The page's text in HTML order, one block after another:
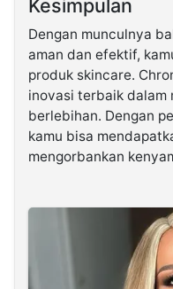
Kesimpulan
Dengan munculnya
aman dan efektif,
produk skincare.
inovasi terbaik dalam
berlebihan. Dengan
kamu bisa
mengorbankan